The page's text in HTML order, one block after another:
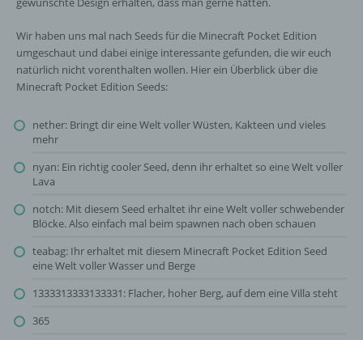
Wir haben uns mal nach Seeds für die Minecraft Pocket Edition
umgeschaut und dabei einige interessante gefunden, die wir euch
natürlich nicht vorenthalten wollen. Hier ein Überblick über die
Minecraft Pocket Edition Seeds:
nether: Bringt dir eine Welt voller Wüsten, Kakteen und vieles
mehr
nyan: Ein richtig cooler Seed, denn ihr erhaltet so eine Welt voller
Lava
notch: Mit diesem Seed erhaltet ihr eine Welt voller schwebender
Blöcke. Also einfach mal beim spawnen nach oben schauen
teabag: Ihr erhaltet mit diesem Minecraft Pocket Edition Seed
eine Welt voller Wasser und Berge
1333313333133331: Flacher, hoher Berg, auf dem eine Villa steht
365
Maßnahmen unterliegen, die gewährleisten,
einer identifizierten oder identifizierbaren
natürlichen Person zugewiesen werden.
Verantwortlicher
Verantwortlicher oder für die Verarbeitung
oder andere Stelle, die allein oder
gemeinsam mit anderen über die Zwecke
und Mittel der Verarbeitung von
personenbezogenen Daten entscheidet.
Sind die Zwecke und Mittel dieser
Verarbeitung durch das Unionsrecht oder